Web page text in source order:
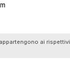
ai rispettivi